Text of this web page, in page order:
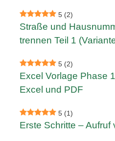
5 (2)
Straße und
trennen Teil 1
5 (2)
Excel Vorlage Phase
Excel und PDF
5 (1)
Erste Schritte – Aufruf